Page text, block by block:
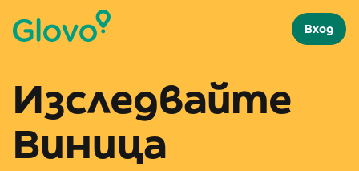
Вход
Изследвайте
Виница